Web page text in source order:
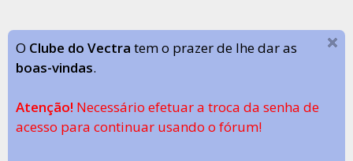
O Clube do Vectra tem o prazer de lhe dar as
boas-vindas.
Atenção! Necessário efetuar a troca da senha de
acesso para continuar usando o fórum!